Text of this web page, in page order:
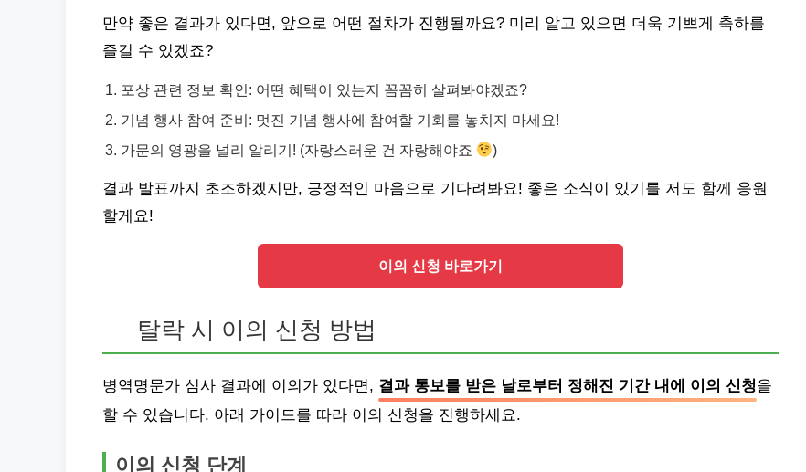
만약 좋은 결과가 있다면, 앞으로 어떤 절차가 진행될까요? 미리 알고 있으면 더욱 기쁘게 축하를
즐길 수 있겠죠?
포상 관련 정보 확인: 어떤 혜택이 있는지 꼼꼼히 살펴봐야겠죠?
기념 행사 참여 준비: 멋진 기념 행사에 참여할 기회를 놓치지 마세요!
가문의 영광을 널리 알리기! (자랑스러운 건 자랑해야죠
)
결과 발표까지 초조하겠지만, 긍정적인 마음으로 기다려봐요! 좋은 소식이 있기를 저도 함께 응원
할게요!
이의 신청 바로가기
탈락 시 이의 신청 방법
병역명문가 심사 결과에 이의가 있다면, 결과 통보를 받은 날로부터 정해진 기간 내에 이의 신청을
할 수 있습니다. 아래 가이드를 따라 이의 신청을 진행하세요.
이의 신청 단계